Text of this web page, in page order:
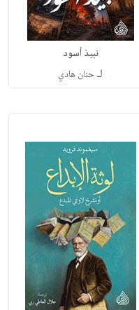
نبيذ أسود
لـحنان هادي